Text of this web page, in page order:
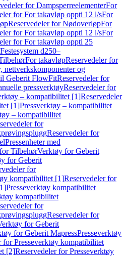
for DampsperreelementerFor
for For takavløp oppti 12 l/sFor
Reservedeler for NødoverløpFor
for For takavløp oppti 12 l/sFor
for For takavløp oppti 25
Festesystem d250–
For takavløpReservedeler for
nettverkskomponenter og
Geberit FlowFitReservedeler for
pressverktøyReservedeler for
– kompatibilitet [1]Reservedeler
[1]Pressverktøy – kompatibilitet
– kompatibilitet
for
Reservedeler for
Pressenheter med
TilbehørVerktøy for Geberit
for Geberit
for
kompatibilitet [1]Reservedeler for
Presseverktøy kompatibilitet
kompatibilitet
for
Reservedeler for
for Geberit
for Geberit MapressPresseverktøy
for Presseverktøy kompatibilitet
[2]Reservedeler for Presseverktøy